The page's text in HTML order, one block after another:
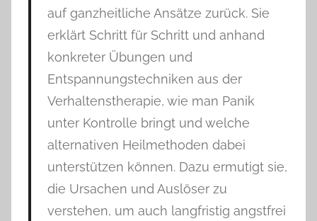
auf ganzheitliche Ansätze zurück. Sie
erklärt Schritt für Schritt und anhand
konkreter Übungen und
Entspannungstechniken aus der
Verhaltenstherapie, wie man Panik
unter Kontrolle bringt und welche
alternativen Heilmethoden dabei
unterstützen können. Dazu ermutigt sie,
die Ursachen und Auslöser zu
verstehen, um auch langfristig angstfrei